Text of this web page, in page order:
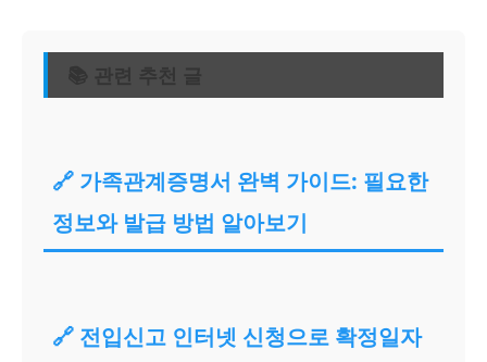
📚 관련 추천 글
🔗 가족관계증명서 완벽 가이드: 필요한
정보와 발급 방법 알아보기
🔗 전입신고 인터넷 신청으로 확정일자